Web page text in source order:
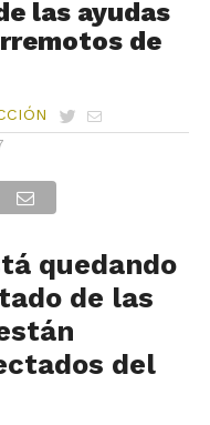
las ayudas
de
quedando
de las
del